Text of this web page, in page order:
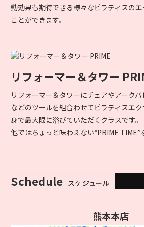
動効果も期待できる様々なピラティスの
ことができます。
リフォーマー＆タワー
リフォーマー＆タワーにチェアやアーク
などのツールを組合わせてピラティスエ
身で最大限に浴びていただくクラスです。
他ではちょっと味わえない“PRIME TIME”
Schedule スケジュール
熊本本店